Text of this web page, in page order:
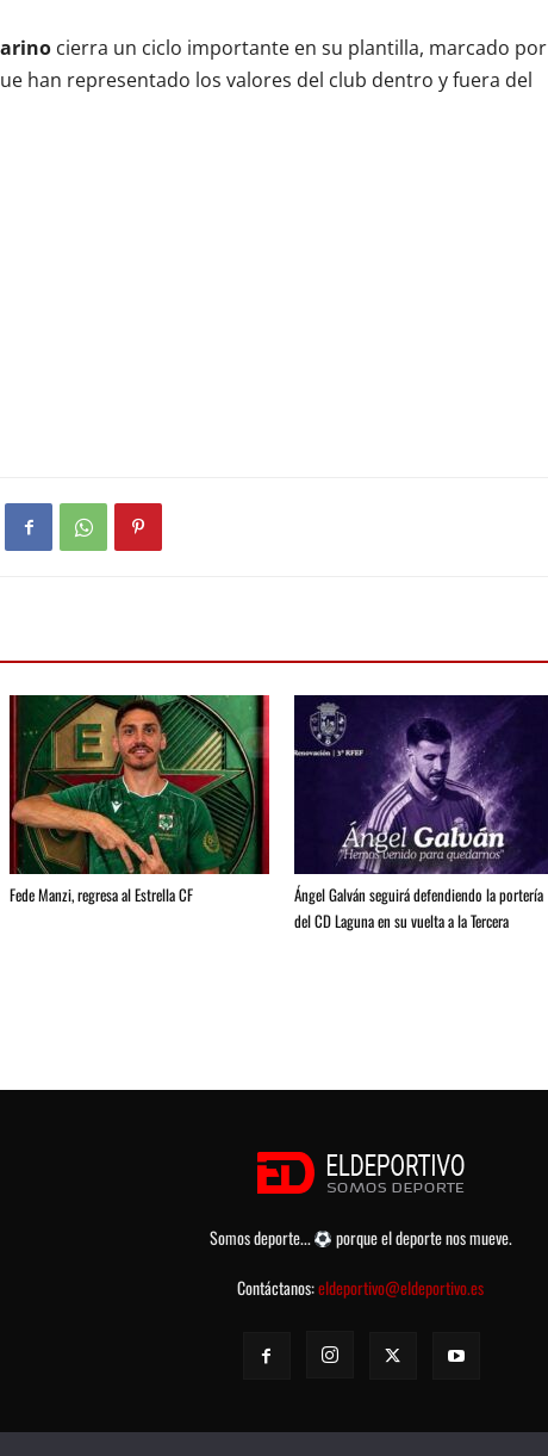
cierra un ciclo importante en su plantilla, marcado por
han representado los valores del club dentro y fuera del
Fede Manzi, regresa al Estrella CF
Ángel Galván seguirá defendiendo la portería
del CD Laguna en su vuelta a la Tercera
Somos deporte...
porque el deporte nos mueve.
Contáctanos:eldeportivo@eldeportivo.es